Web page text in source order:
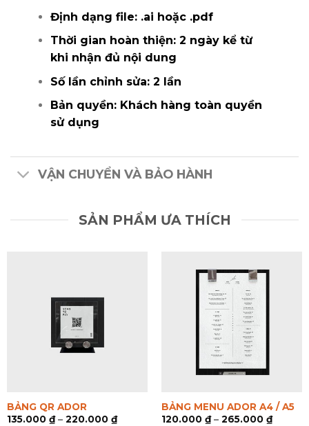
Định dạng file: .ai hoặc .pdf
Thời gian hoàn thiện:2 ngày kể từ
khi nhận đủ nội dung
Số lần chỉnh sửa:2 lần
Bản quyền:Khách hàng toàn quyền
sử dụng
VẬN CHUYỂN VÀ BẢO HÀNH
SẢN PHẨM ƯA THÍCH
BẢNG QR ADOR
135.000 ₫– 220.000 ₫
BẢNG MENU ADOR A4 / A5
120.000 ₫– 265.000 ₫